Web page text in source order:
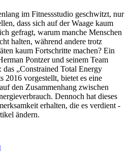
im Fitnessstudio geschwitzt, nur
dass sich auf der Waage kaum
gefragt, warum manche Menschen
halten, während andere trotz
kaum Fortschritte machen? Ein
Pontzer und seinem Team
„Constrained Total Energy
2016 vorgestellt, bietet es eine
den Zusammenhang zwischen
Dennoch hat dieses
erhalten, die es verdient -
ändern.